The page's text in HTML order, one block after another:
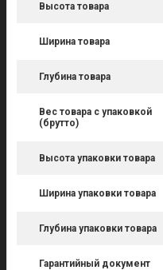
Высота товара
Ширина товара
Глубина товара
Вес товара с упаковкой
(брутто)
Высота упаковки товара
Ширина упаковки товара
Глубина упаковки товара
Гарантийный документ